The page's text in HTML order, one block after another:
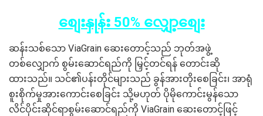
စျေးနှုန်း 50% လျှော့စျေး
ဆန်းသစ်သော ViaGrain ဆေးတောင့်သည် ဘုတ်အဖွဲ့
တစ်လျှောက် စွမ်းဆောင်ရည်ကို မြှင့်တင်ရန် တောင်းဆို
ထားသည်။ သင်၏ပန်းတိုင်များသည် ခွန်အားတိုးစေခြင်း၊ အာရုံ
စူးစိုက်မှုအားကောင်းစေခြင်း သို့မဟုတ် ပိုမိုကောင်းမွန်သော
လိင်ပိုင်းဆိုင်ရာစွမ်းဆောင်ရည်ကို ViaGrain ဆေးတောင့်ဖြင့်